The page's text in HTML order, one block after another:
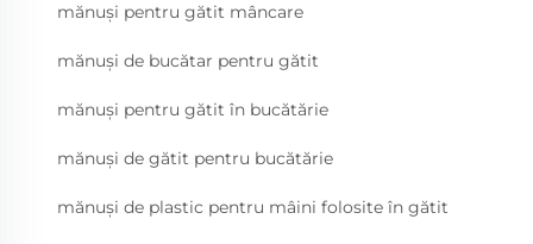
mănuși pentru gătit mâncare
mănuși de bucătar pentru gătit
mănuși pentru gătit în bucătărie
mănuși de gătit pentru bucătărie
mănuși de plastic pentru mâini folosite în gătit